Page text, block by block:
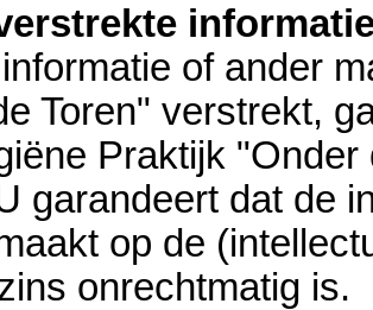
of ander
Toren" verstrekt,
Praktijk
garandeert dat de
op de
onrechtmatig is.